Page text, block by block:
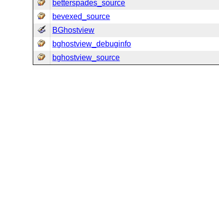
betterspades_source
bevexed_source
BGhostview
bghostview_debuginfo
bghostview_source